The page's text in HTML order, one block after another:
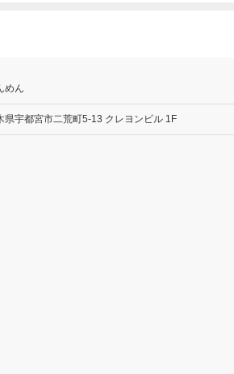
めん
県宇都宮市二荒町5-13 クレヨンビル 1F